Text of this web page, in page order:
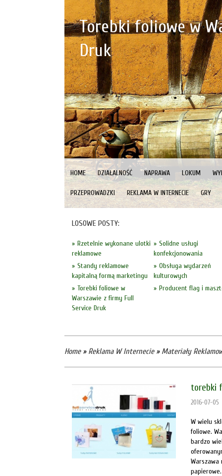
HOME DZIAŁALNOŚĆ NAPRAWA LOKUM
PRZEPROWADZKI REKLAMA W INTERNECIE GRY
Torebki foliowe w
Druk
LOSOWE POSTY:
Solidne usługi
konfekcjonowania
Rzetelnie wykonane ulotki
reklamowe
Obsługa wydarzeń
kulturowych
Standy reklamowe
kapitalną formą marketingu
Producent flag i
Torebki foliowe w
Warszawie z firmy Full
Service Druk
Home» Reklama W Internecie» Materiały
torebki
2016-07-05
W wielu
foliowe.
bardzo
Warszawa